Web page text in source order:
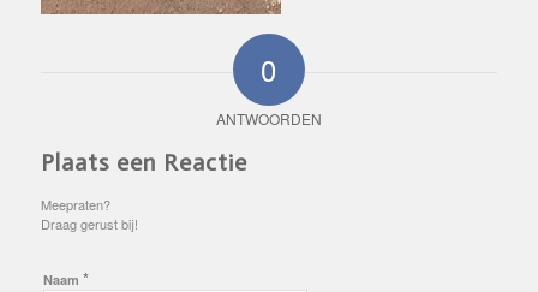
0
ANTWOORDEN
Plaats een Reactie
Meepraten?
Draag gerust bij!
Naam *